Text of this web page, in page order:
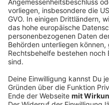
Spuren, die ihn und seine
Für Kelly sind Konzerte
darum, für ein paar
vergessen,
tanken." Besonders bei
Lichtblicke spürt er die
Publikums: "Die Leute
euphorisch, sie freuen